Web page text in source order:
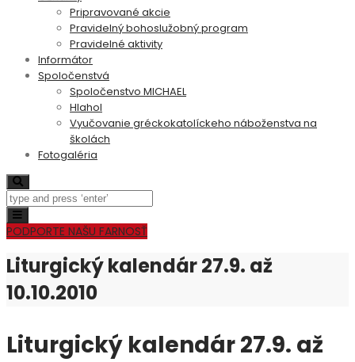
Pripravované akcie
Pravidelný bohoslužobný program
Pravidelné aktivity
Informátor
Spoločenstvá
Spoločenstvo MICHAEL
Hlahol
Vyučovanie gréckokatolíckeho náboženstva na
školách
Fotogaléria
Toggle
navigation
PODPORTE NAŠU FARNOSŤ
Liturgický kalendár 27.9. až
10.10.2010
Liturgický kalendár 27.9. až